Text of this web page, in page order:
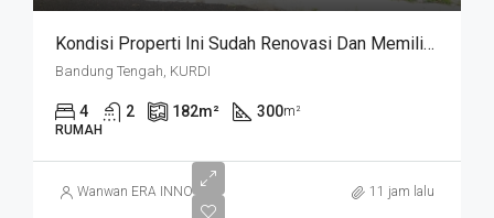
Kondisi Properti Ini Sudah Renovasi Dan Memiliki Desain Scandinavian Yang Menambah Daya Tarik Dan Estetika Properti Ini. Rumah Ini Berada Di Area Perumahan/komplek. Kurdi Timur
Bandung Tengah, KURDI
4 2 182m² 300m²
RUMAH
Wanwan ERA INNO 11 jam lalu